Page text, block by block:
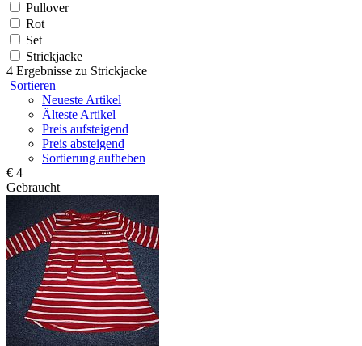
Pullover
Rot
Set
Strickjacke
4 Ergebnisse zu Strickjacke
Sortieren
Neueste Artikel
Älteste Artikel
Preis aufsteigend
Preis absteigend
Sortierung aufheben
€ 4
Gebraucht